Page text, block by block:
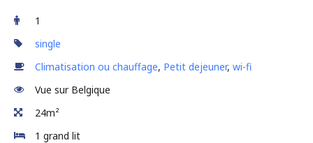
1
single
Climatisation ou chauffage, Petit dejeuner, wi-fi
Vue sur Belgique
24m²
1 grand lit